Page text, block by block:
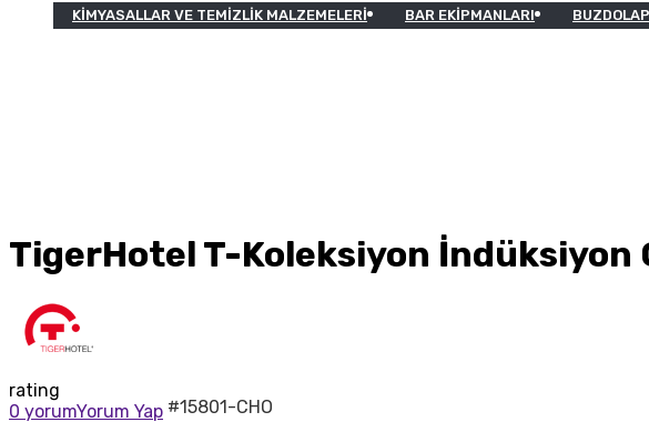
KIMYASALLAR VE TEMIZLIK MALZEMELERI BAR EKIPMANLARI
TigerHotel T-Koleksiyon İndüksiyon
rating
0 yorumYorum Yap #15801-CHO